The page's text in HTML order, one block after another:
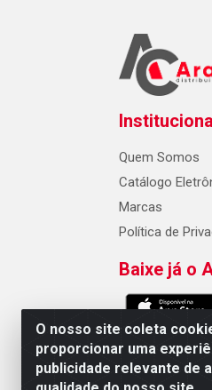
O nosso site coleta
proporcionar uma
publicidade relevante de
Quem Somos
Catálogo
Marcas
Política de
Baixe já o